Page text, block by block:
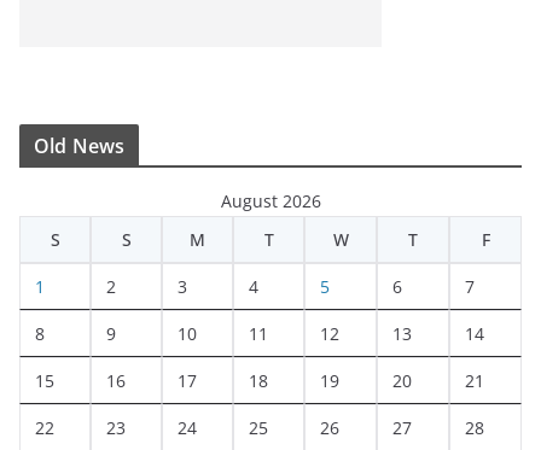
Old News
August 2026
S
S M T W T F
1 2 3 4 5 6 7
8 9 10 11 12 13 14
15 16 17 18 19 20 21
22 23 24 25 26 27 28